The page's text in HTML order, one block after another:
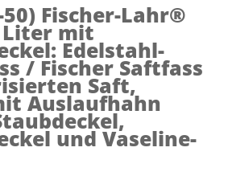
50) Fischer-Lahr®
Liter mit
Edelstahl-
/ Fischer Saftfass
Saft,
Auslaufhahn
und Vaseline-